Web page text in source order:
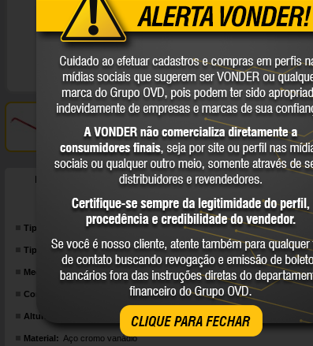
CLIQUE PARA FECHAR
para
DETALHES TÉCNICOS
Tipo: Tipo "L" série longa
Tipo da ponta: Hexagonal
Medida: 3,0 mm
Comprimento da chave hexagonal (allen): 130,0 mm
Altura útil:
Material: Aço cromo vanádio